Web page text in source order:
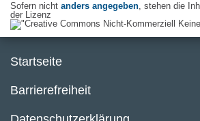
Sofern nicht anders angegeben, stehen die
der Lizenz
Startseite
Barrierefreiheit